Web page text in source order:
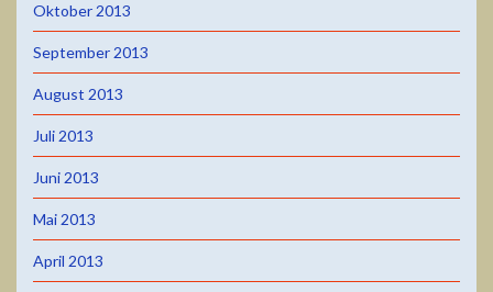
Oktober 2013
September 2013
August 2013
Juli 2013
Juni 2013
Mai 2013
April 2013